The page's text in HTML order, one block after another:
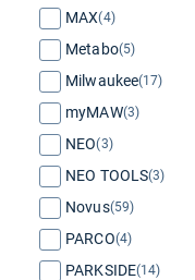
MAX(4)
Metabo(5)
Milwaukee(17)
myMAW(3)
NEO(3)
NEO TOOLS(3)
Novus(59)
PARCO(4)
PARKSIDE(14)